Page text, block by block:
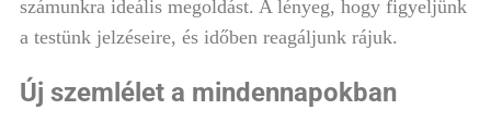
számunkra ideális megoldást. A lényeg, hogy figyeljünk
a testünk jelzéseire, és időben reagáljunk rájuk.
Új szemlélet a mindennapokban